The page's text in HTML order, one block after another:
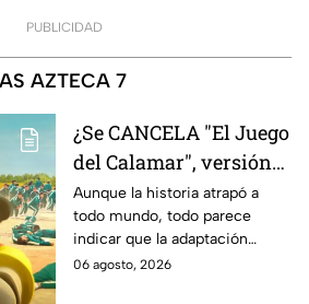
PUBLICIDAD
AZTECA 7
¿Se CANCELA "El Juego
del Calamar", versión
Estados Unidos? Esto
es lo que se sabe al
momento
Aunque la historia atrapó a
todo mundo, todo parece
indicar que la adaptación
podría ser cancelada:
06 agosto, 2026